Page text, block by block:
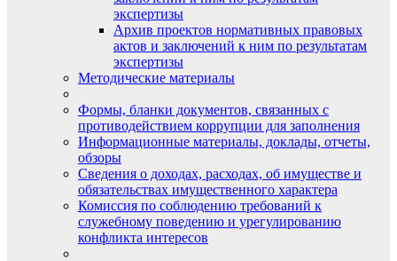
экспертизы
Архив проектов нормативных правовых
актов и заключений к ним по результатам
экспертизы
Методические материалы
Формы, бланки документов, связанных с
противодействием коррупции для заполнения
Информационные материалы, доклады, отчеты,
обзоры
Сведения о доходах, расходах, об имуществе и
обязательствах имущественного характера
Комиссия по соблюдению требований к
служебному поведению и урегулированию
конфликта интересов